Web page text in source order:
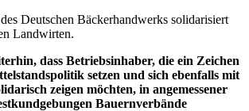
Deutschen Bäckerhandwerks solidarisiert
Landwirten.
dass Betriebsinhaber, die ein Zeichen
setzen und sich ebenfalls mit
zeigen möchten, in angemessener
Bauernverbände